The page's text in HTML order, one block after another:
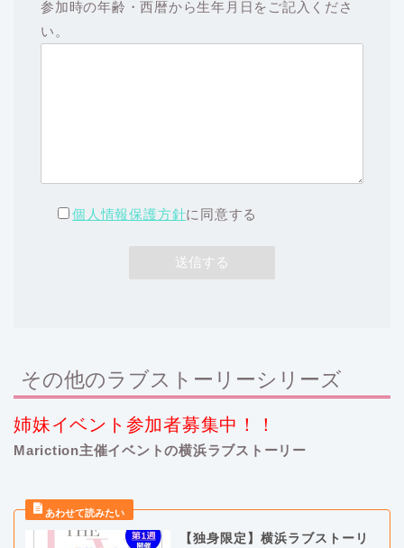
参加時の年齢・西暦から生年月日をご記入くださ
い。
個人情報保護方針に同意する
その他のラブストーリーシリーズ
姉妹イベント参加者募集中！！
Mariction主催イベントの横浜ラブストーリー
【独身限定】横浜ラブストーリ